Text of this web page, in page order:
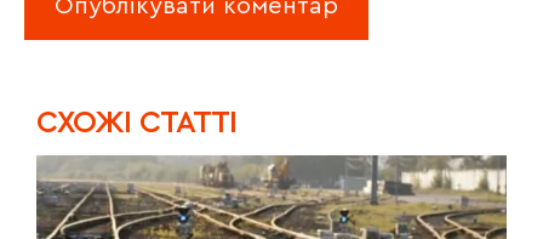
CХОЖІ СТАТТІ